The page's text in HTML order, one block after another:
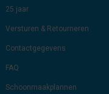
25 jaar
Versturen & Retourneren
Contactgegevens
FAQ
Schoonmaakplannen